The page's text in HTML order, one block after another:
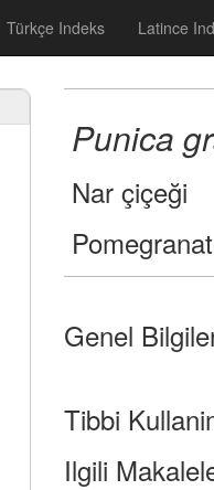
Türkçe Indeks Latince
Punica
Nar çiçeği
Genel
Tibbi
Ilgili